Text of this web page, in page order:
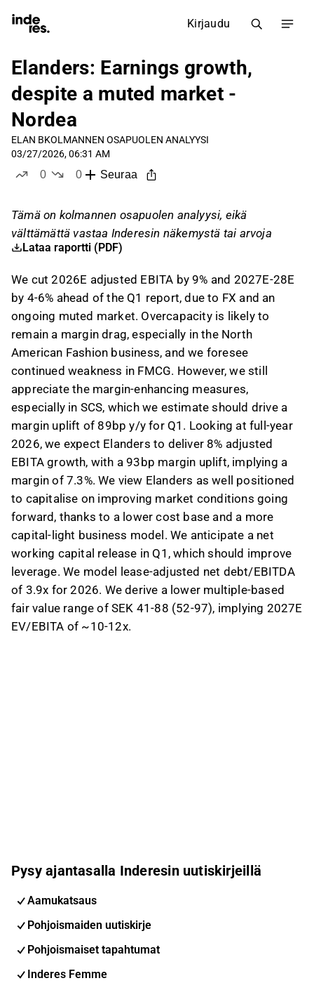
Kirjaudu
Elanders: Earnings growth,
despite a muted market -
Nordea
ELAN BKOLMANNEN OSAPUOLEN ANALYYSI
03/27/2026, 06:31 AM
0
0
Seuraa
Tämä on kolmannen osapuolen analyysi, eikä
välttämättä vastaa Inderesin näkemystä tai arvoja
Lataa raportti (PDF)
We cut 2026E adjusted EBITA by 9% and 2027E-28E
by 4-6% ahead of the Q1 report, due to FX and an
ongoing muted market. Overcapacity is likely to
remain a margin drag, especially in the North
American Fashion business, and we foresee
continued weakness in FMCG. However, we still
appreciate the margin-enhancing measures,
especially in SCS, which we estimate should drive a
margin uplift of 89bp y/y for Q1. Looking at full-year
2026, we expect Elanders to deliver 8% adjusted
EBITA growth, with a 93bp margin uplift, implying a
margin of 7.3%. We view Elanders as well positioned
to capitalise on improving market conditions going
forward, thanks to a lower cost base and a more
capital-light business model. We anticipate a net
working capital release in Q1, which should improve
leverage. We model lease-adjusted net debt/EBITDA
of 3.9x for 2026. We derive a lower multiple-based
fair value range of SEK 41-88 (52-97), implying 2027E
EV/EBITA of ~10-12x.
Pysy ajantasalla Inderesin uutiskirjeillä
Aamukatsaus
Pohjoismaiden uutiskirje
Pohjoismaiset tapahtumat
Inderes Femme